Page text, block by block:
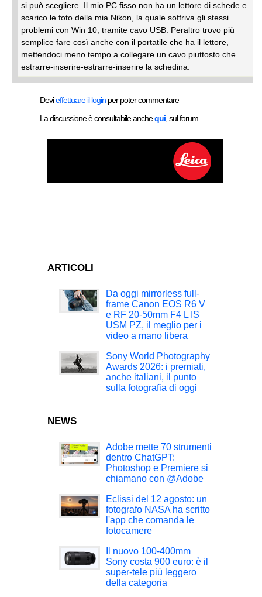
si può scegliere. Il mio PC fisso non ha un lettore di schede e
scarico le foto della mia Nikon, la quale soffriva gli stessi
problemi con Win 10, tramite cavo USB. Peraltro trovo più
semplice fare così anche con il portatile che ha il lettore,
mettendoci meno tempo a collegare un cavo piuttosto che
estrarre-inserire-estrarre-inserire la schedina.
Devieffettuare il login per poter commentare
La discussione è consultabile anchequi , sul forum.
ARTICOLI
Da oggi mirrorless full-
frame Canon EOS R6 V
e RF 20-50mm F4 L IS
USM PZ, il meglio per i
video a mano libera
Sony World Photography
Awards 2026: i premiati,
anche italiani, il punto
sulla fotografia di oggi
NEWS
Adobe mette 70 strumenti
dentro ChatGPT:
Photoshop e Premiere si
chiamano con @Adobe
Eclissi del 12 agosto: un
fotografo NASA ha scritto
l'app che comanda le
fotocamere
Il nuovo 100-400mm
Sony costa 900 euro: è il
super-tele più leggero
della categoria